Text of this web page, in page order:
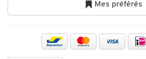
Mes préférés